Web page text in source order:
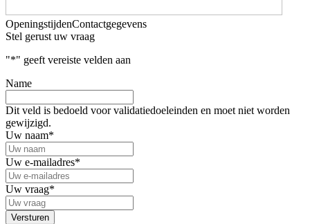
OpeningstijdenContactgegevens
Stel gerust uw vraag
"*" geeft vereiste velden aan
Name
Dit veld is bedoeld voor validatiedoeleinden en moet niet worden
gewijzigd.
Uw naam*
Uw e-mailadres*
Uw vraag*